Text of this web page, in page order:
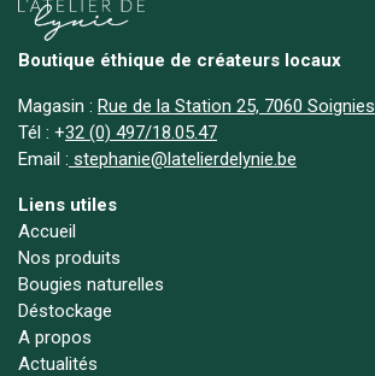
Boutique éthique de créateurs locaux
Magasin : Rue de la Station 25, 7060 Soignies
Tél : +32 (0) 497/18.05.47
Email : stephanie@latelierdelynie.be
Liens utiles
Accueil
Nos produits
Bougies naturelles
Déstockage
A propos
Actualités